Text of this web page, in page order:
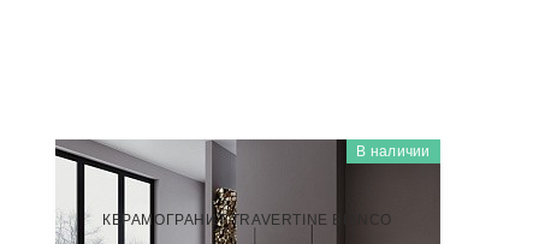
В наличии
ZS6NTT9703M
КЕРАМОГРАНИТ TRAVERTINE BIANCO